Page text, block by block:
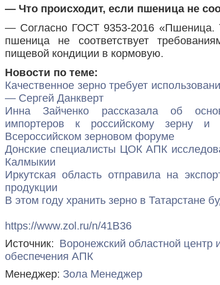
— Что происходит, если пшеница не
— Согласно ГОСТ 9353-2016 «Пшеница.
пшеница не соответствует
пищевой кондиции в кормовую.
Новости по теме:
Качественное зерно требует
— Сергей Данкверт
Инна Зайченко рассказала об
импортеров к российскому зерну и
Всероссийском зерновом форуме
Донские специалисты ЦОК АПК
Калмыкии
Иркутская область отправила на
продукции
В этом году хранить зерно в Татарстане
https://www.zol.ru/n/41B36
Источник: Воронежский областной центр
обеспечения АПК
Менеджер: Зола Менеджер